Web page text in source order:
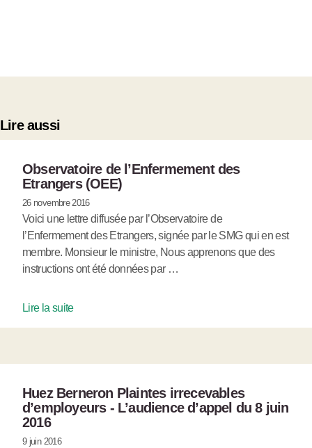
Lire aussi
Observatoire de l’Enfermement des
Etrangers (OEE)
26 novembre 2016
Voici une lettre diffusée par l’Observatoire de
l’Enfermement des Etrangers, signée par le SMG qui en est
membre. Monsieur le ministre, Nous apprenons que des
instructions ont été données par …
Lire la suite
Huez Berneron Plaintes irrecevables
d’employeurs - L’audience d’appel du 8 juin
2016
9 juin 2016